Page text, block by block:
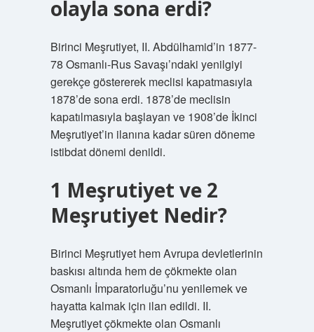
olayla sona erdi?
Birinci Meşrutiyet, II. Abdülhamid’in 1877-
78 Osmanlı-Rus Savaşı’ndaki yenilgiyi
gerekçe göstererek meclisi kapatmasıyla
1878’de sona erdi. 1878’de meclisin
kapatılmasıyla başlayan ve 1908’de İkinci
Meşrutiyet’in ilanına kadar süren döneme
istibdat dönemi denildi.
1 Meşrutiyet ve 2
Meşrutiyet Nedir?
Birinci Meşrutiyet hem Avrupa devletlerinin
baskısı altında hem de çökmekte olan
Osmanlı İmparatorluğu’nu yenilemek ve
hayatta kalmak için ilan edildi. II.
Meşrutiyet çökmekte olan Osmanlı